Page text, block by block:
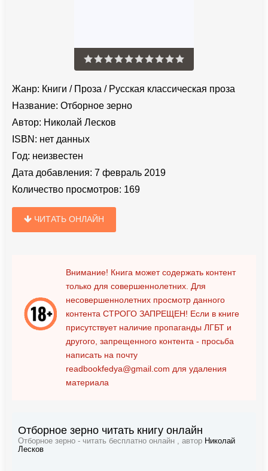
Жанр: Книги / Проза / Русская классическая проза
Название: Отборное зерно
Автор: Николай Лесков
ISBN: нет данных
Год: неизвестен
Дата добавления: 7 февраль 2019
Количество просмотров: 169
ЧИТАТЬ ОНЛАЙН
Внимание! Книга может содержать контент
только для совершеннолетних. Для
несовершеннолетних просмотр данного
контента СТРОГО ЗАПРЕЩЕН! Если в книге
присутствует наличие пропаганды ЛГБТ и
другого, запрещенного контента - просьба
написать на почту
readbookfedya@gmail.com для удаления
материала
Отборное зерно читать книгу онлайн
Отборное зерно - читать бесплатно онлайн , автор Николай
Лесков